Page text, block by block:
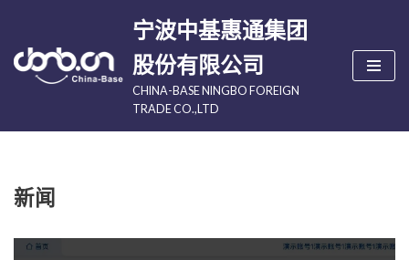
跳
至
宁波中基惠通集团
股份有限公司
CHINA-BASE NINGBO FOREIGN
TRADE CO.,LTD
新闻